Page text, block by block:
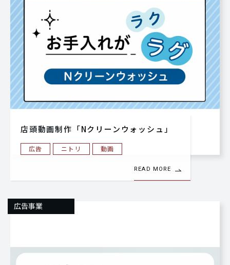
店頭動画制作「Nクリーンウォッシュ」
広告 ニトリ 動画
READ MORE
広告事業